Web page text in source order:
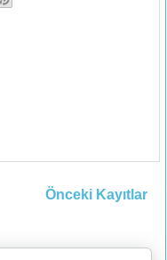
Önceki Kayıtlar